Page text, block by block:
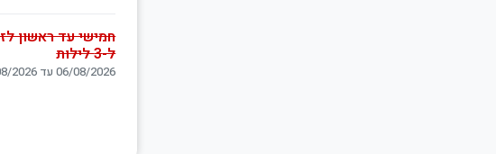
חמישי עד ראשון
ל-3 לילות
06/08/2026 עד 09/08/2026